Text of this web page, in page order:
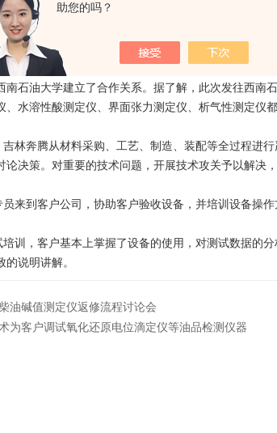
助您的吗？
吉林奔腾与西南石油大
更新日期：2023-06-28
南石油大学建立了合作关系。据了解，此次发往西南
、水溶性酸测定仪、界面张力测定仪、析气性测定仪
奔腾从材料采购、工艺、制造、装配等全过程进
论决策。对重要的技术问题，开展技术攻关予以解决
到客户公司，协助客户验收设备，并培训设备操作
，客户基本上掌握了设备的使用，对测试数据的
说明讲解。
油碱值测定仪返修流程讨论会
为客户调试氧化还原电位滴定仪等油品检测仪器